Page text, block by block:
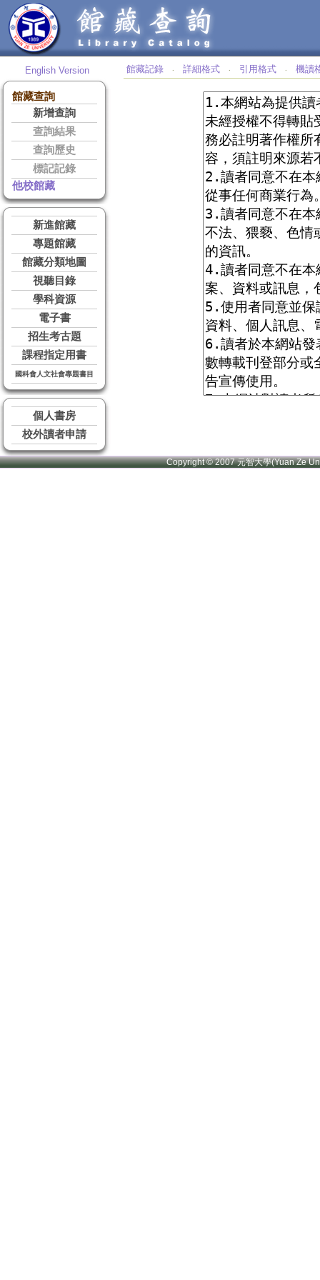
English Version
館藏查詢
新增查詢
查詢結果
查詢歷史
標記記錄
他校館藏
新進館藏
專題館藏
館藏分類地圖
視聽目錄
學科資源
電子書
招生考古題
課程指定用書
國科會人文社會專題書目
個人書房
校外讀者申請
館藏記錄 ‧ 詳細格式 ‧ 引用格式 ‧ 機讀
Copyright © 2007 元智大學(Yuan Ze